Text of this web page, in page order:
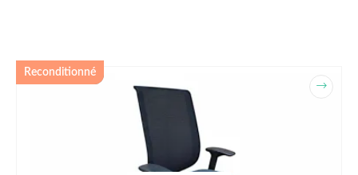
Reconditionné